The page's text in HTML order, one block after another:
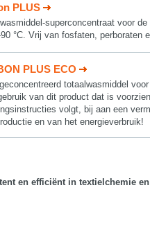
PLUS
superconcentraat voor
°C. Vrij van fosfaten, perboraten
PLUS ECO
totaalwasmiddel
van dit product dat is
volgt, bij aan een
en van het energieverbruik!
en efficiënt in textielchemie